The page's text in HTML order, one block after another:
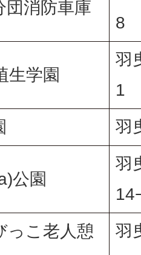
団消防車庫
8
生学園
羽
1
羽
公園
羽
っこ老人憩
羽